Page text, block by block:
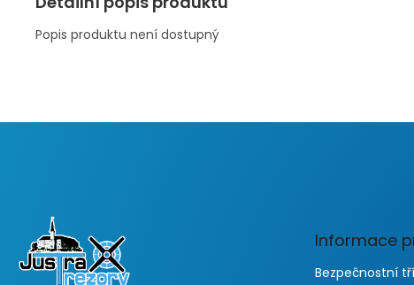
Popis produktu není dostupný
Informace
Bezpečnostní